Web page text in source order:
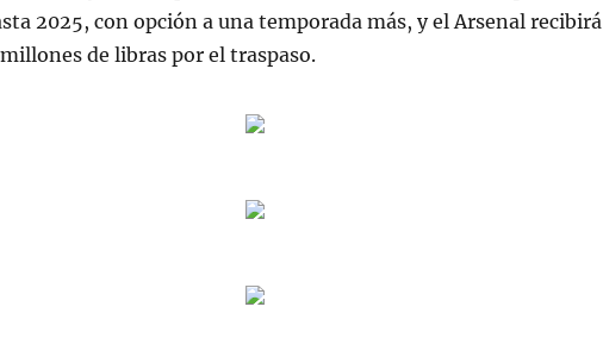
2025, con opción a una temporada más, y el Arsenal recibirá
de libras por el traspaso.